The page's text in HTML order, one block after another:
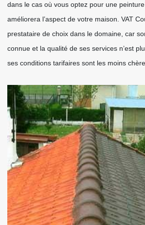
dans le cas où vous optez pour une
améliorera l’aspect de votre maison. VAT
prestataire de choix dans le domaine, car
connue et la qualité de ses services n’est
ses conditions tarifaires sont les moins